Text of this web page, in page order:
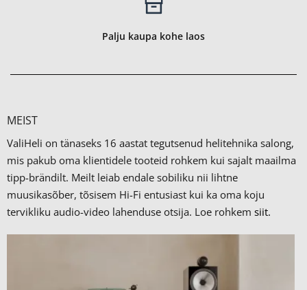
Palju kaupa kohe laos
MEIST
ValiHeli on tänaseks 16 aastat tegutsenud helitehnika salong,
mis pakub oma klientidele tooteid rohkem kui sajalt maailma
tipp-brändilt. Meilt leiab endale sobiliku nii lihtne
muusikasõber, tõsisem Hi-Fi entusiast kui ka oma koju
tervikliku audio-video lahenduse otsija. Loe rohkem siit.